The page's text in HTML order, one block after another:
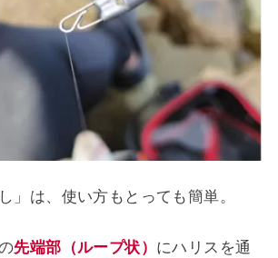
」は、使い方もとっても簡単。
先端部（ループ状） にハリスを通